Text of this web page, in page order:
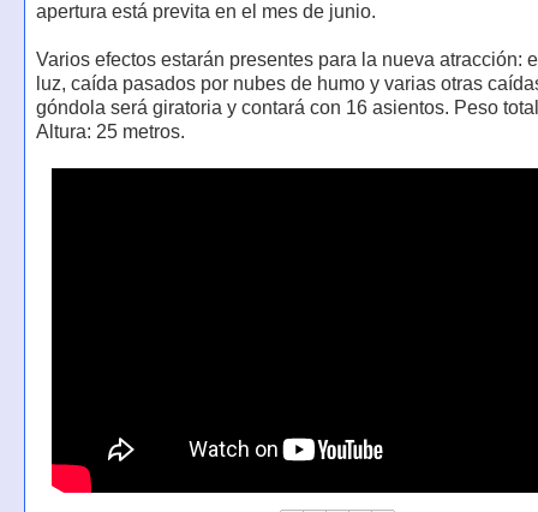
apertura está previta en el mes de junio.
Varios efectos estarán presentes para la nueva atracción:
luz, caída pasados por nubes de humo y varias otras
góndola será giratoria y contará con 16 asientos. Peso
Altura: 25 metros.